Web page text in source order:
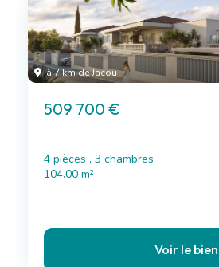
à 7 km de Jacou
509 700 €
4 pièces , 3 chambres
104.00 m²
Voir le bien